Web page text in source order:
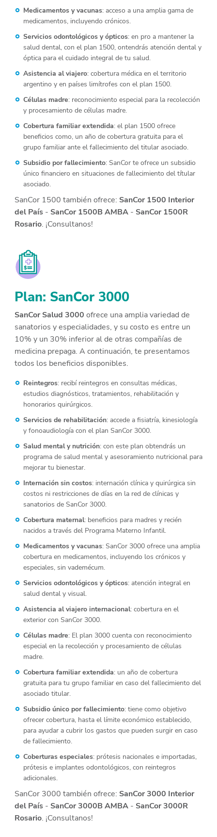
Medicamentos y vacunas: acceso a una amplia gama de
medicamentos, incluyendo crónicos.
Servicios odontológicos y ópticos: en pro a mantener la
salud dental, con el plan 1500, ontendrás atención dental y
óptica para el cuidado integral de tu salud.
Asistencia al viajero: cobertura médica en el territorio
argentino y en países limítrofes con el plan 1500.
Células madre: reconocimiento especial para la recolección
y procesamiento de células madre.
Cobertura familiar extendida: el plan 1500 ofrece
beneficios como, un año de cobertura gratuita para el
grupo familiar ante el fallecimiento del titular asociado.
Subsidio por fallecimiento: SanCor te ofrece un subsidio
único financiero en situaciones de fallecimiento del títular
asociado.
SanCor 1500 también ofrece: SanCor 1500 Interior
del País - SanCor 1500B AMBA - SanCor 1500R
Rosario. ¡Consultanos!
Plan: SanCor 3000
SanCor Salud 3000 ofrece una amplia variedad de
sanatorios y especialidades, y su costo es entre un
10% y un 30% inferior al de otras compañías de
medicina prepaga. A continuación, te presentamos
todos los beneficios disponibles.
Reintegros: recibí reintegros en consultas médicas,
estudios diagnósticos, tratamientos, rehabilitación y
honorarios quirúrgicos.
Servicios de rehabilitación: accede a fisiatría, kinesiología
y fonoaudiología con el plan SanCor 3000.
Salud mental y nutrición: con este plan obtendrás un
programa de salud mental y asesoramiento nutricional para
mejorar tu bienestar.
Internación sin costos: internación clínica y quirúrgica sin
costos ni restricciones de días en la red de clínicas y
sanatorios de SanCor 3000.
Cobertura maternal: beneficios para madres y recién
nacidos a través del Programa Materno Infantil.
Medicamentos y vacunas: SanCor 3000 ofrece una amplia
cobertura en medicamentos, incluyendo los crónicos y
especiales, sin vademécum.
Servicios odontológicos y ópticos: atención integral en
salud dental y visual.
Asistencia al viajero internacional: cobertura en el
exterior con SanCor 3000.
Células madre: El plan 3000 cuenta con reconocimiento
especial en la recolección y procesamiento de células
madre.
Cobertura familiar extendida: un año de cobertura
gratuita para tu grupo familiar en caso del fallecimiento del
asociado titular.
Subsidio único por fallecimiento: tiene como objetivo
ofrecer cobertura, hasta el límite económico establecido,
para ayudar a cubrir los gastos que pueden surgir en caso
de fallecimiento.
Coberturas especiales: prótesis nacionales e importadas,
prótesis e implantes odontológicos, con reintegros
adicionales.
SanCor 3000 también ofrece: SanCor 3000 Interior
del País - SanCor 3000B AMBA - SanCor 3000R
Rosario. ¡Consultanos!